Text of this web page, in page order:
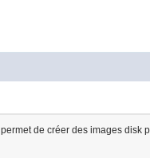
de créer des images